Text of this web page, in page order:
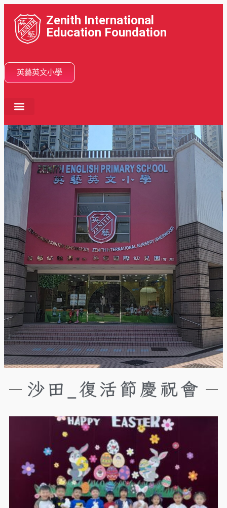
Zenith International
Education Foundation
英藝英文小學
沙田_復活節慶祝會